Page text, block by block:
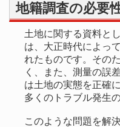
地籍調査の必要
土地に関する資料と
は、大正時代によっ
れたものです。その
く、また、測量の誤
は土地の実態を正確
多くのトラブル発生
このような問題を解